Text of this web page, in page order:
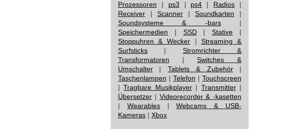
Prozessoren | ps3 | ps4 | Radios |
Receiver |Scanner |Soundkarten |
Soundsysteme & -bars|
Speichermedien | SSD|Stative |
Stoppuhren & Wecker | Streaming &
Surfsticks | Stromrichter &
Transformatoren |Switches &
Umschalter | Tablets & Zubehör|
Taschenlampen | Telefon | Touchscreen
|Tragbare Musikplayer| Transmitter|
Übersetzer | Videorecorder & -kasetten
| Wearables|Webcams & USB-
Kameras | Xbox